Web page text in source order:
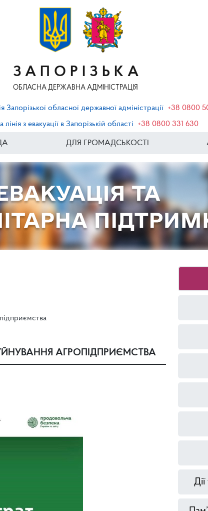
ЗАПОРІЗЬКА
ОБЛАСНА ДЕРЖАВНА АДМІНІСТРАЦІЯ
Запорізької обласної державної адміністрації +38 0800
з евакуації в Запорізькій області
+38 0800 331 630
ДЛЯ ГРОМАДСЬКОСТІ
АГРОПІДПРИЄМСТВА